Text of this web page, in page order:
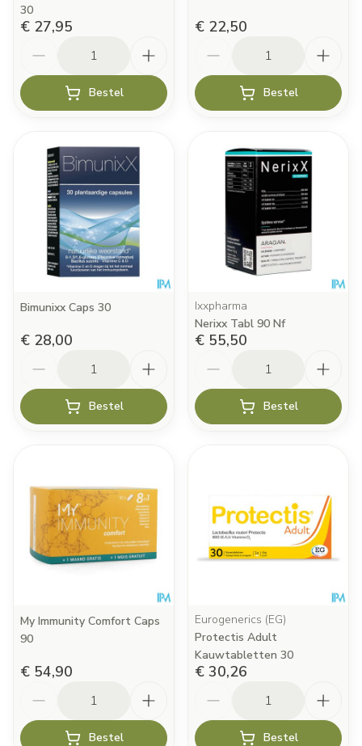
30
€ 27,95
Bestel
€ 22,50
Bestel
Bimunixx Caps 30
€ 28,00
Bestel
Ixxpharma
Nerixx Tabl 90 Nf
€ 55,50
Bestel
My Immunity Comfort Caps
90
€ 54,90
Bestel
Eurogenerics (EG)
Protectis Adult
Kauwtabletten 30
€ 30,26
Bestel